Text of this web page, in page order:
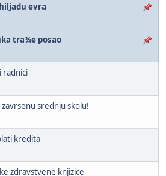
evra
tra¾e posao
radnici
srednju skolu!
kredita
zdravstvene knjizice